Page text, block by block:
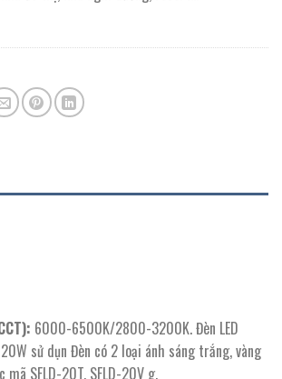
6000-6500K/2800-3200K. Đèn LED
sử dụn Đèn có 2 loại ánh sáng trắng, vàng
mã SFLD-20T, SFLD-20V g.